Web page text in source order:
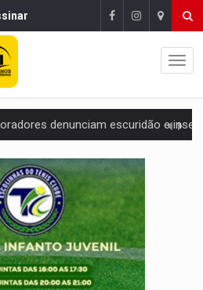
denunciam escuridão e insegurança na Estrada
Reabertura de ação no TSE pode resultar em cassação de prefeita
APAE Porto Velho abre inscrições para
R$ 00,00:21 candidatos declaram patrimônio zero em Rondônia
Preto do Oeste realiza Cavalgada da Expo Show
Ideb avança nos anos iniciais do ensino